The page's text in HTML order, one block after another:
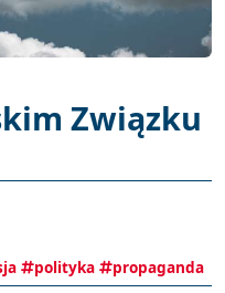
Związku
polityka propaganda